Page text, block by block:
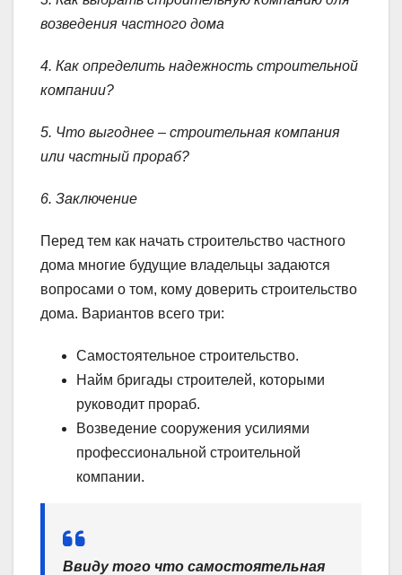
возведения частного дома
4. Как определить надежность строительной
компании?
5. Что выгоднее – строительная компания
или частный прораб?
6. Заключение
Перед тем как начать строительство частного
дома многие будущие владельцы задаются
вопросами о том, кому доверить строительство
дома. Вариантов всего три:
Самостоятельное строительство.
Найм бригады строителей, которыми
руководит прораб.
Возведение сооружения усилиями
профессиональной строительной
компании.
Ввиду того что самостоятельная